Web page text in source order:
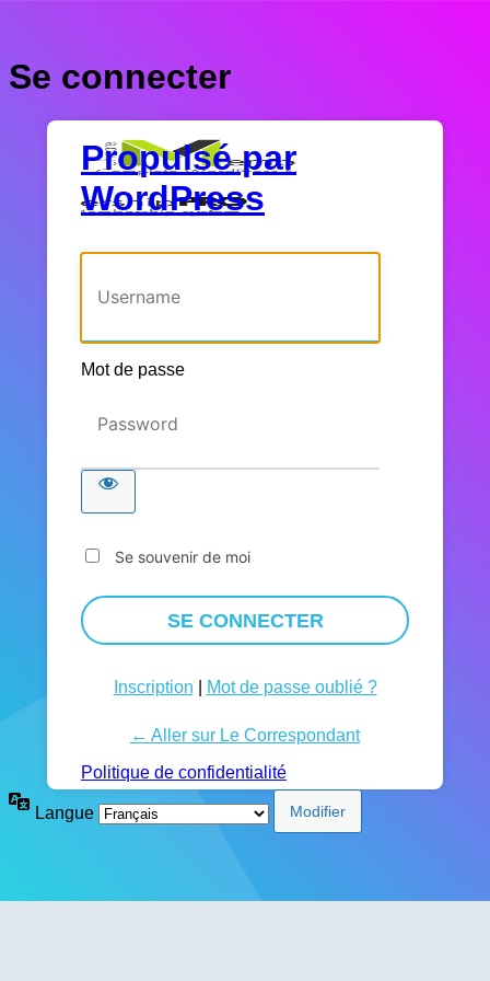
Se connecter
Propulsé par
WordPress
Mot de passe
Se souvenir de moi
Inscription Mot de passe oublié ?
← Aller sur Le Correspondant
Politique de confidentialité
Langue